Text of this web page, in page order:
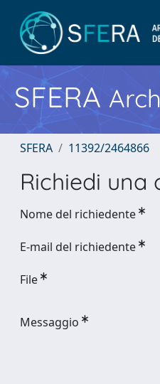
SFERA
SFERA 11392/2464866
Richiedi una
Nome del richiedente
E-mail del richiedente
File
Messaggio